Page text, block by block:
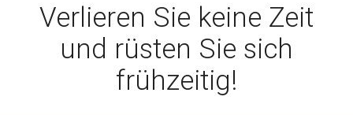
Verlieren Sie keine Zeit
und rüsten Sie sich
frühzeitig!